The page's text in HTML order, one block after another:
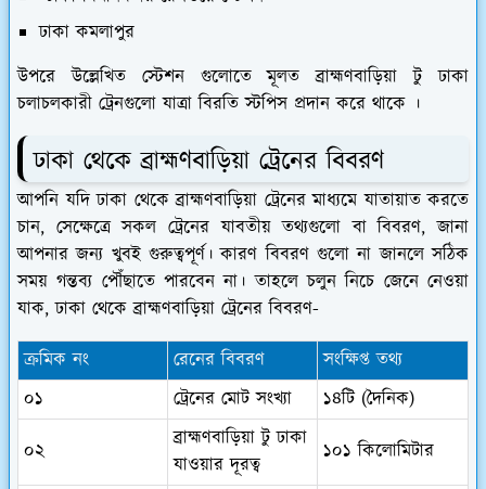
ঢাকা কমলাপুর
উপরে উল্লেখিত স্টেশন গুলোতে মূলত ব্রাহ্মণবাড়িয়া টু ঢাকা
চলাচলকারী ট্রেনগুলো যাত্রা বিরতি স্টপিস প্রদান করে থাকে ।
ঢাকা থেকে ব্রাহ্মণবাড়িয়া ট্রেনের বিবরণ
আপনি যদি ঢাকা থেকে ব্রাহ্মণবাড়িয়া ট্রেনের মাধ্যমে যাতায়াত করতে
চান, সেক্ষেত্রে সকল ট্রেনের যাবতীয় তথ্যগুলো বা বিবরণ, জানা
আপনার জন্য খুবই গুরুত্বপূর্ণ। কারণ বিবরণ গুলো না জানলে সঠিক
সময় গন্তব্য পৌঁছাতে পারবেন না। তাহলে চলুন নিচে জেনে নেওয়া
যাক, ঢাকা থেকে ব্রাহ্মণবাড়িয়া ট্রেনের বিবরণ-
ক্রমিক নং
রেনের বিবরণ
সংক্ষিপ্ত তথ্য
০১
ট্রেনের মোট সংখ্যা
১৪টি (দৈনিক)
০২
ব্রাহ্মণবাড়িয়া টু ঢাকা
যাওয়ার দূরত্ব
১০১ কিলোমিটার